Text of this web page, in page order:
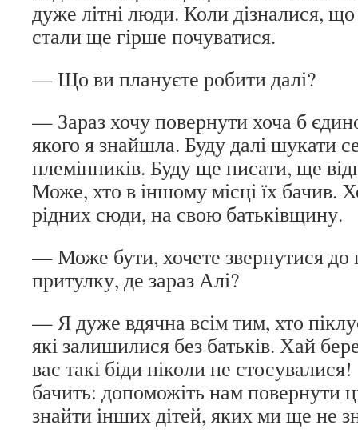
дуже літні люди. Коли дізналися,
стали ще гірше почуватися.
— Що ви плануєте робити далі?
— Зараз хочу повернути хоча б
якого я знайшла. Буду далі шукати
племінників. Буду ще писати, ще
Може, хто в іншому місці їх бачив.
рідних сюди, на свою батьківщину.
— Може бути, хочете звернутися до
притулку, де зараз Алі?
— Я дуже вдячна всім тим, хто
які залишилися без батьків. Хай
вас такі біди ніколи не
бачить: допоможіть нам повернути
знайти інших дітей, яких ми ще не